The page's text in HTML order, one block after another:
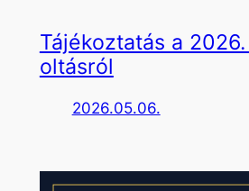
Tájékoztatás a
oltásról
2026.05.06.